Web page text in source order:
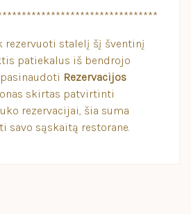
rezervuoti stalelį šį šventinį
patiekalus iš bendrojo
Rezervacijos
skirtas patvirtinti
rezervacijai, šia suma
savo sąskaitą restorane.